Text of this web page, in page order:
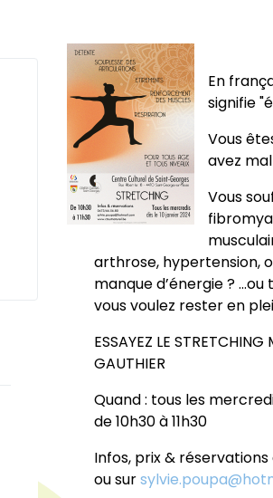
En
signifie
Vous
avez
Vous
arthrose, hypertension,
manque d’énergie ?
vous voulez rester en
ESSAYEZ LE
GAUTHIER
Quand : tous les
de 10h30 à 11h30
Infos, prix &
ou sur